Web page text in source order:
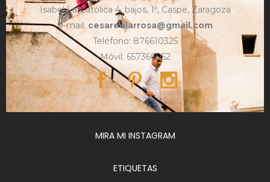
Isabel La Católica 4, bajos, 1º, Caspe, Zaragoza
e-mail: cesareolarrosa@gmail.com
Teléfono: 876610325
Móvil: 657366052
MIRA MI INSTAGRAM
ETIQUETAS